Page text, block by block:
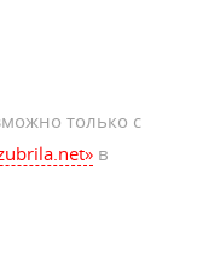
только с
в